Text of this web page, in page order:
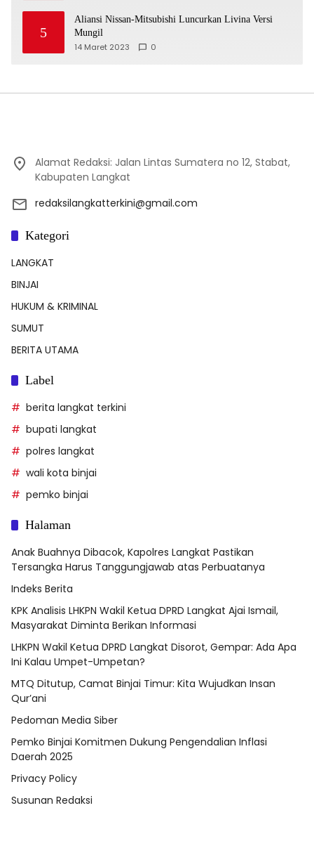
5
Aliansi Nissan-Mitsubishi Luncurkan Livina Versi
Mungil
14 Maret 2023 0
Alamat Redaksi: Jalan Lintas Sumatera no 12, Stabat,
Kabupaten Langkat
redaksilangkatterkini@gmail.com
Kategori
LANGKAT
BINJAI
HUKUM & KRIMINAL
SUMUT
BERITA UTAMA
Label
berita langkat terkini
bupati langkat
polres langkat
wali kota binjai
pemko binjai
Halaman
Anak Buahnya Dibacok, Kapolres Langkat Pastikan
Tersangka Harus Tanggungjawab atas Perbuatanya
Indeks Berita
KPK Analisis LHKPN Wakil Ketua DPRD Langkat Ajai Ismail,
Masyarakat Diminta Berikan Informasi
LHKPN Wakil Ketua DPRD Langkat Disorot, Gempar: Ada Apa
Ini Kalau Umpet-Umpetan?
MTQ Ditutup, Camat Binjai Timur: Kita Wujudkan Insan
Qur’ani
Pedoman Media Siber
Pemko Binjai Komitmen Dukung Pengendalian Inflasi
Daerah 2025
Privacy Policy
Susunan Redaksi